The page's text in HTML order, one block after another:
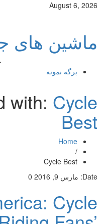
August 6, 2026
ماشین های
برگه نمونه
with:Cycle
Best
Home
/
Cycle Best
Date: مارس 9, 2016 0
Cycle